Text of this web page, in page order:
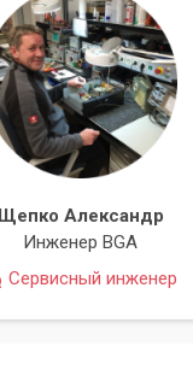
Щепко Александр
Инженер BGA
Сервисный инженер